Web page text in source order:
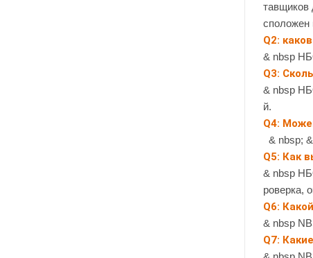
тавщиков
сположен
Q2:
& nbsp
Q3:
& nbsp
й.
Q4:
& nbsp;
Q5: Как
& nbsp
роверка,
Q6:
& nbsp
Q7: